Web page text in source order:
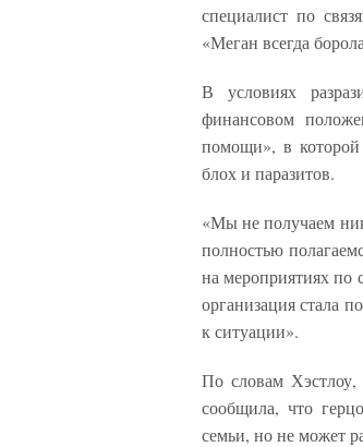
специалист по
«Меган всегда
В условиях
финансовом
помощи», в которой
блох и паразитов.
«Мы не получаем
полностью
на мероприятиях по
организация стала
к ситуации».
По словам
сообщила, что
семьи, но не может